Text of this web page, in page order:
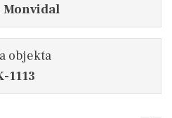
Monvidal
objekta
1113